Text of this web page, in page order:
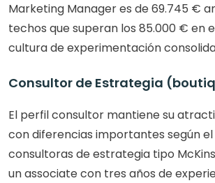
Marketing Manager es de 69.745 €
techos que superan los 85.000 € en
cultura de experimentación
Consultor de Estrategia
El perfil consultor mantiene su
con diferencias importantes según
consultoras de estrategia tipo
un associate con tres años de